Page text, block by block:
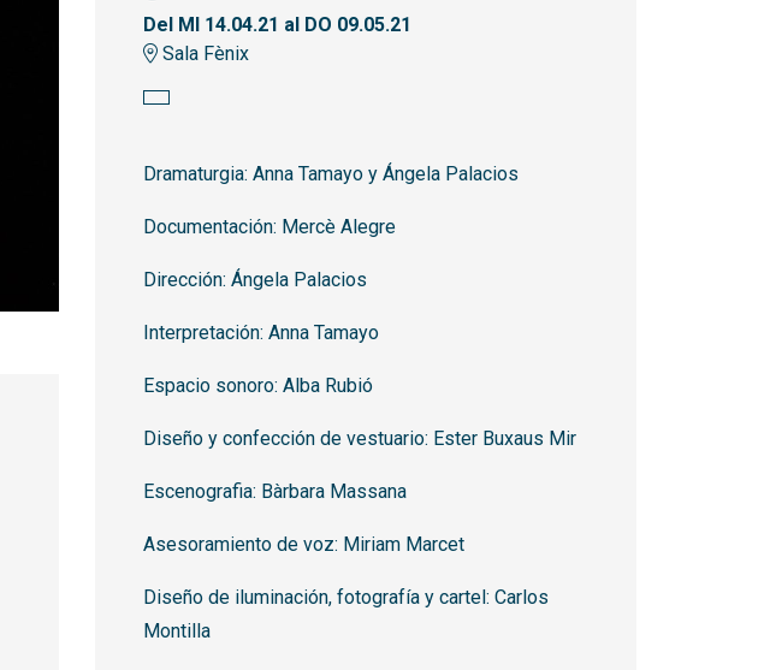
Del MI 14.04.21 al DO 09.05.21
Sala Fènix
Dramaturgia: Anna Tamayo y Ángela Palacios
Documentación: Mercè Alegre
Dirección: Ángela Palacios
Interpretación: Anna Tamayo
Espacio sonoro: Alba Rubió
Diseño y confección de vestuario: Ester Buxaus Mir
Escenografia: Bàrbara Massana
Asesoramiento de voz: Miriam Marcet
Diseño de iluminación, fotografía y cartel: Carlos
Montilla